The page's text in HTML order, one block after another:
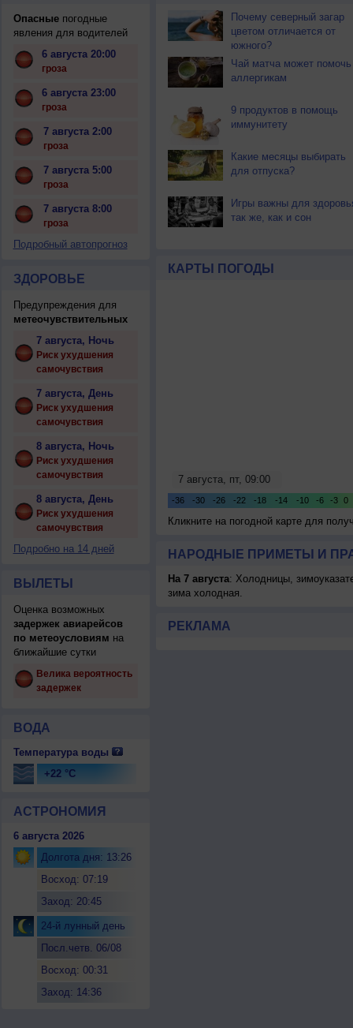
Опасныепогодные
явления для водителей
6 августа 20:00
гроза
6 августа 23:00
гроза
7 августа 2:00
гроза
7 августа 5:00
гроза
7 августа 8:00
гроза
Подробный автопрогноз
ЗДОРОВЬЕ
Предупреждения для
метеочувствительных
7 августа, Ночь
Риск ухудшения
самочувствия
7 августа, День
Риск ухудшения
самочувствия
8 августа, Ночь
Риск ухудшения
самочувствия
8 августа, День
Риск ухудшения
самочувствия
Подробно на 14 дней
ВЫЛЕТЫ
Оценка возможных
задержек авиарейсов
по метеоусловиям на
ближайшие сутки
Велика вероятность
задержек
ВОДА
Температура воды
+22 °C
АСТРОНОМИЯ
6 августа 2026
Долгота дня: 13:26
Восход: 07:19
Заход: 20:45
24-й лунный день
Посл.четв. 06/08
Восход: 00:31
Заход: 14:36
Почему северный загар
цветом отличается от
южного?
Чай матча может помочь
аллергикам
9 продуктов в помощь
иммунитету
Какие месяцы выбирать
для отпуска?
Игры важны для
так же, как и сон
КАРТЫ ПОГОДЫ
Кликните на погодной карте для
НАРОДНЫЕ ПРИМЕТЫ И
На 7 августа: Холодницы,
зима холодная.
РЕКЛАМА